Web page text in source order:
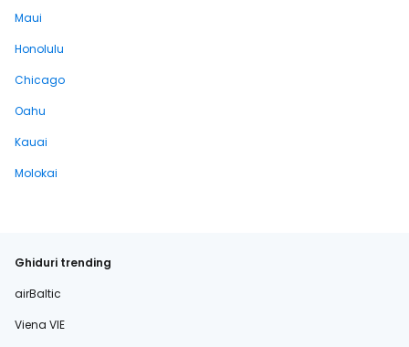
Maui
Honolulu
Chicago
Oahu
Kauai
Molokai
Ghiduri trending
airBaltic
Viena VIE